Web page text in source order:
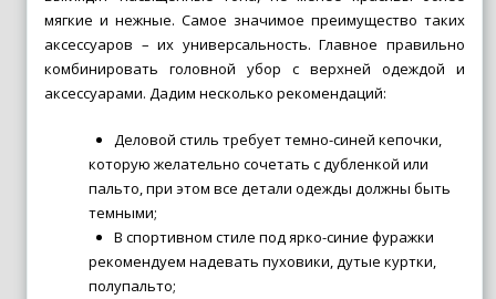
мягкие и нежные. Самое значимое преимущество таких
аксессуаров – их универсальность. Главное правильно
комбинировать головной убор с верхней одеждой и
аксессуарами. Дадим несколько рекомендаций:
Деловой стиль требует темно-синей кепочки,
которую желательно сочетать с дубленкой или
пальто, при этом все детали одежды должны быть
темными;
В спортивном стиле под ярко-синие фуражки
рекомендуем надевать пуховики, дутые куртки,
полупальто;